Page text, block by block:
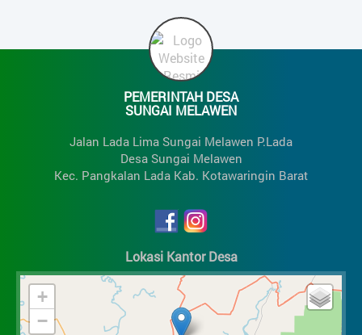
PEMERINTAH DESA
SUNGAI MELAWEN
Jalan Lada Lima Sungai Melawen P.Lada
Desa Sungai Melawen
Kec. Pangkalan Lada Kab. Kotawaringin Barat
Lokasi Kantor Desa
+
−